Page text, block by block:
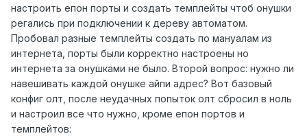
настроить епон порты и создать темплейты чтоб онушки
регались при подключении к дереву автоматом.
Пробовал разные темплейты создать по мануалам из
интернета, порты были корректно настроены но
интернета за онушками не было. Второй вопрос: нужно ли
навешивать каждой онушке айпи адрес? Вот базовый
конфиг олт, после неудачных попыток олт сбросил в ноль
и настроил все что нужно, кроме епон портов и
темплейтов: